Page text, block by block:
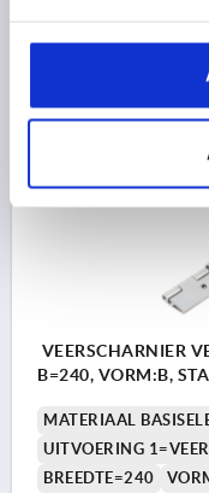
29,44 €
VEERSCHARNIER
B=240, VORM:B,
MATERIAAL
UITVOERING
BREEDTE=240